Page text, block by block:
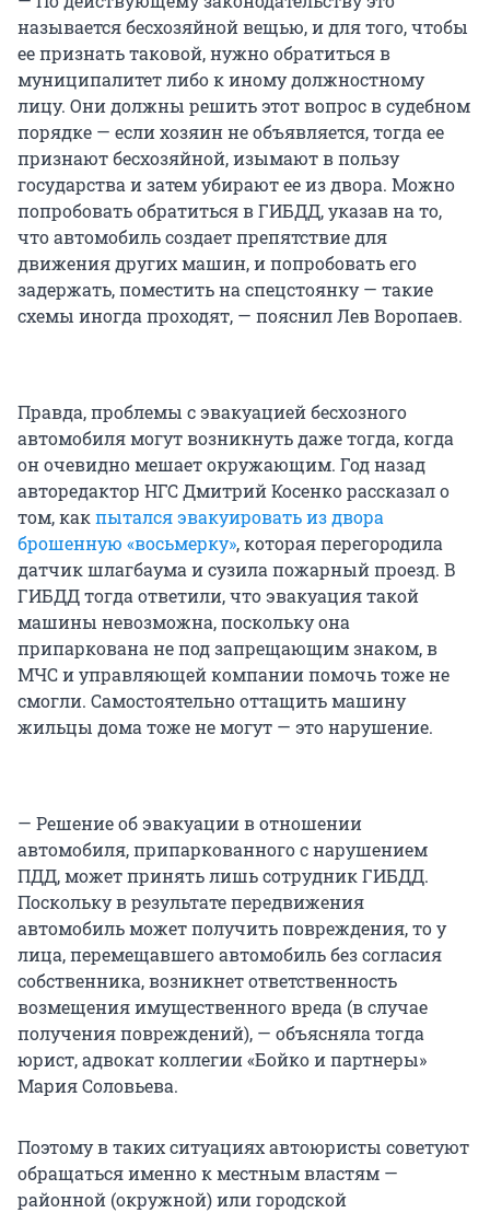
называется бесхозяйной вещью, и для того, чтобы
ее признать таковой, нужно обратиться в
муниципалитет либо к иному должностному
лицу. Они должны решить этот вопрос в судебном
порядке — если хозяин не объявляется, тогда ее
признают бесхозяйной, изымают в пользу
государства и затем убирают ее из двора. Можно
попробовать обратиться в ГИБДД, указав на то,
что автомобиль создает препятствие для
движения других машин, и попробовать его
задержать, поместить на спецстоянку — такие
схемы иногда проходят, — пояснил Лев Воропаев.
Правда, проблемы с эвакуацией бесхозного
автомобиля могут возникнуть даже тогда, когда
он очевидно мешает окружающим. Год назад
авторедактор НГС Дмитрий Косенко рассказал о
том, какпытался эвакуировать из двора
брошенную «восьмерку», которая перегородила
датчик шлагбаума и сузила пожарный проезд. В
ГИБДД тогда ответили, что эвакуация такой
машины невозможна, поскольку она
припаркована не под запрещающим знаком, в
МЧС и управляющей компании помочь тоже не
смогли. Самостоятельно оттащить машину
жильцы дома тоже не могут — это нарушение.
— Решение об эвакуации в отношении
автомобиля, припаркованного с нарушением
ПДД, может принять лишь сотрудник ГИБДД.
Поскольку в результате передвижения
автомобиль может получить повреждения, то у
лица, перемещавшего автомобиль без согласия
собственника, возникнет ответственность
возмещения имущественного вреда (в случае
получения повреждений), — объясняла тогда
юрист, адвокат коллегии «Бойко и партнеры»
Мария Соловьева.
Поэтому в таких ситуациях автоюристы советуют
обращаться именно к местным властям —
районной (окружной) или городской